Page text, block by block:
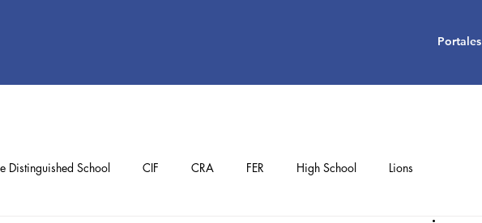
Portales
Distinguished School CIF CRA FER High School Lions